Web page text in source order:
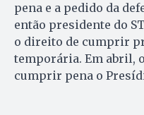
pena e a pedido da
então presidente do
o direito de cumprir
temporária. Em abril,
cumprir pena o